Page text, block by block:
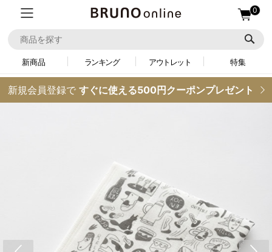
0
新商品 ランキング アウトレット 特集
新規会員登録で すぐに使える500円クーポンプレゼント